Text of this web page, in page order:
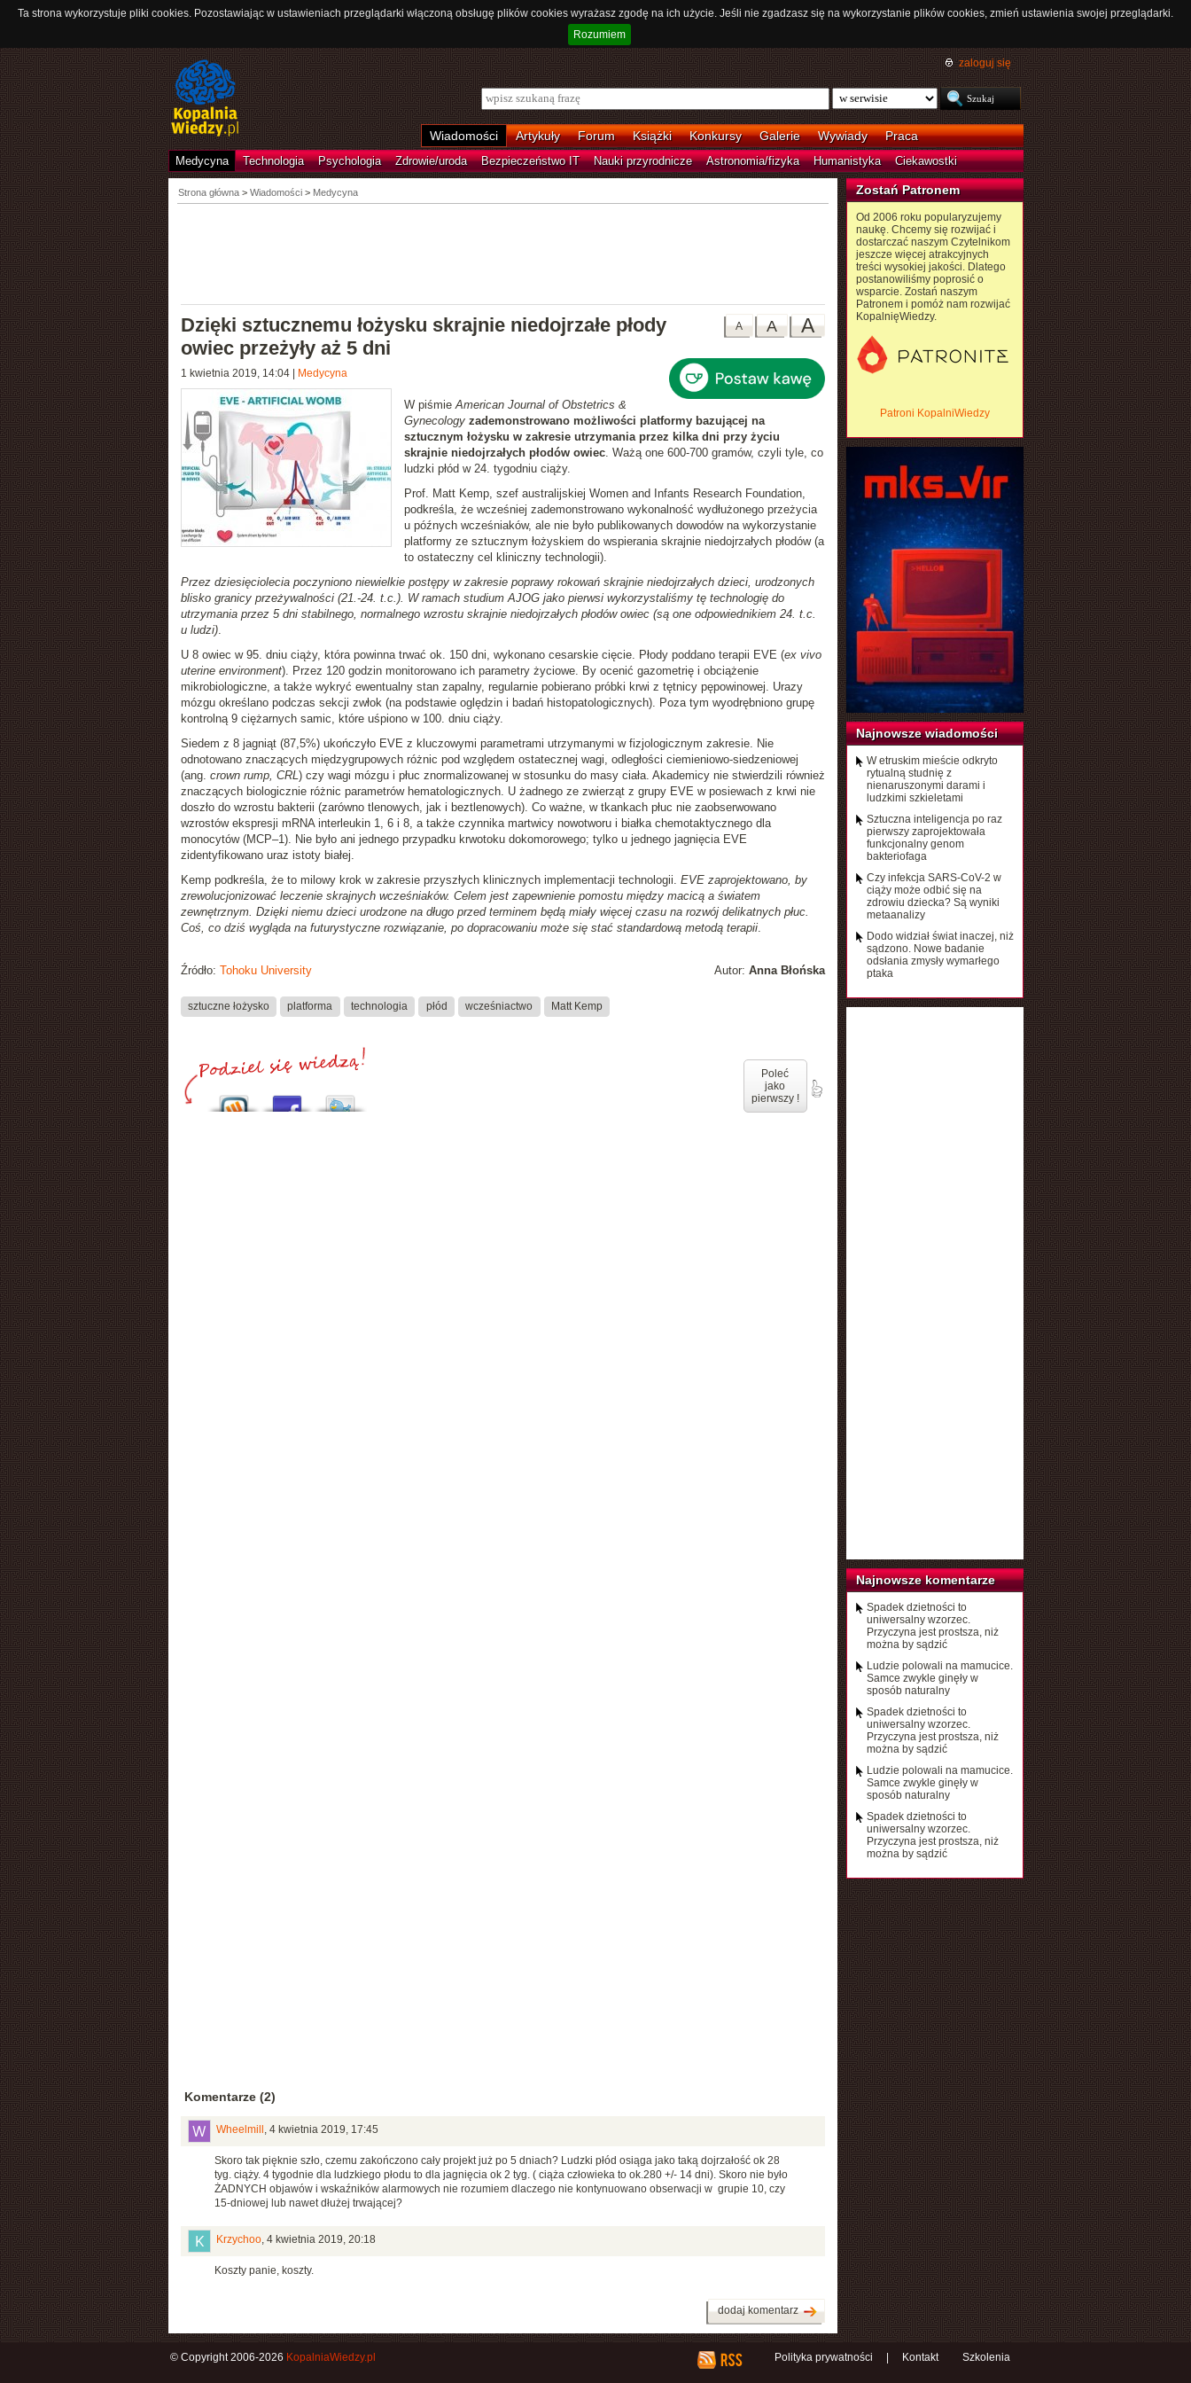
Ta strona wykorzystuje pliki cookies. Pozostawiając w ustawieniach przeglądarki włączoną obsługę plików cookies wyrażasz zgodę na ich użycie. Jeśli nie zgadzasz się na wykorzystanie plików cookies, zmień ustawienia swojej przeglądarki.
Rozumiem
zaloguj się
Wiadomości Artykuły Forum Książki Konkursy Galerie Wywiady Praca
Medycyna Technologia Psychologia Zdrowie/uroda Bezpieczeństwo IT Nauki przyrodnicze Astronomia/fizyka Humanistyka Ciekawostki
Strona główna> Wiadomości > Medycyna
A
A
A
Dzięki sztucznemu łożysku skrajnie niedojrzałe płody
owiec przeżyły aż 5 dni
1 kwietnia 2019, 14:04| Medycyna
W piśmieAmerican Journal of Obstetrics &
Gynecology zademonstrowano możliwości platformy bazującej na
sztucznym łożysku w zakresie utrzymania przez kilka dni przy życiu
skrajnie niedojrzałych płodów owiec. Ważą one 600-700 gramów, czyli tyle, co
ludzki płód w 24. tygodniu ciąży.
Prof. Matt Kemp, szef australijskiej Women and Infants Research Foundation,
podkreśla, że wcześniej zademonstrowano wykonalność wydłużonego przeżycia
u późnych wcześniaków, ale nie było publikowanych dowodów na wykorzystanie
platformy ze sztucznym łożyskiem do wspierania skrajnie niedojrzałych płodów (a
to ostateczny cel kliniczny technologii).
Przez dziesięciolecia poczyniono niewielkie postępy w zakresie poprawy rokowań skrajnie niedojrzałych dzieci, urodzonych
blisko granicy przeżywalności (21.-24. t.c.). W ramach studium AJOG jako pierwsi wykorzystaliśmy tę technologię do
utrzymania przez 5 dni stabilnego, normalnego wzrostu skrajnie niedojrzałych płodów owiec (są one odpowiednikiem 24. t.c.
u ludzi).
U 8 owiec w 95. dniu ciąży, która powinna trwać ok. 150 dni, wykonano cesarskie cięcie. Płody poddano terapii EVE (ex vivo
uterine environment). Przez 120 godzin monitorowano ich parametry życiowe. By ocenić gazometrię i obciążenie
mikrobiologiczne, a także wykryć ewentualny stan zapalny, regularnie pobierano próbki krwi z tętnicy pępowinowej. Urazy
mózgu określano podczas sekcji zwłok (na podstawie oględzin i badań histopatologicznych). Poza tym wyodrębniono grupę
kontrolną 9 ciężarnych samic, które uśpiono w 100. dniu ciąży.
Siedem z 8 jagniąt (87,5%) ukończyło EVE z kluczowymi parametrami utrzymanymi w fizjologicznym zakresie. Nie
odnotowano znaczących międzygrupowych różnic pod względem ostatecznej wagi, odległości ciemieniowo-siedzeniowej
(ang. crown rump, CRL) czy wagi mózgu i płuc znormalizowanej w stosunku do masy ciała. Akademicy nie stwierdzili również
znaczących biologicznie różnic parametrów hematologicznych. U żadnego ze zwierząt z grupy EVE w posiewach z krwi nie
doszło do wzrostu bakterii (zarówno tlenowych, jak i beztlenowych). Co ważne, w tkankach płuc nie zaobserwowano
wzrostów ekspresji mRNA interleukin 1, 6 i 8, a także czynnika martwicy nowotworu i białka chemotaktycznego dla
monocytów (MCP–1). Nie było ani jednego przypadku krwotoku dokomorowego; tylko u jednego jagnięcia EVE
zidentyfikowano uraz istoty białej.
Kemp podkreśla, że to milowy krok w zakresie przyszłych klinicznych implementacji technologii. EVE zaprojektowano, by
zrewolucjonizować leczenie skrajnych wcześniaków. Celem jest zapewnienie pomostu między macicą a światem
zewnętrznym. Dzięki niemu dzieci urodzone na długo przed terminem będą miały więcej czasu na rozwój delikatnych płuc.
Coś, co dziś wygląda na futurystyczne rozwiązanie, po dopracowaniu może się stać standardową metodą terapii.
Autor: Anna Błońska
Źródło: Tohoku University
sztuczne łożysko platforma technologia płód wcześniactwo Matt Kemp
Poleć
jako
pierwszy !
Komentarze (2)
Wheelmill , 4 kwietnia 2019, 17:45
Skoro tak pięknie szło, czemu zakończono cały projekt już po 5 dniach? Ludzki płód osiąga jako taką dojrzałość ok 28
tyg. ciąży. 4 tygodnie dla ludzkiego płodu to dla jagnięcia ok 2 tyg. ( ciąża człowieka to ok.280 +/- 14 dni). Skoro nie było
ŻADNYCH objawów i wskaźników alarmowych nie rozumiem dlaczego nie kontynuowano obserwacji w grupie 10, czy
15-dniowej lub nawet dłużej trwającej?
Krzychoo, 4 kwietnia 2019, 20:18
Koszty panie, koszty.
dodaj komentarz
Zostań Patronem
Od 2006 roku popularyzujemy
naukę. Chcemy się rozwijać i
dostarczać naszym Czytelnikom
jeszcze więcej atrakcyjnych
treści wysokiej jakości. Dlatego
postanowiliśmy poprosić o
wsparcie. Zostań naszym
Patronem i pomóż nam rozwijać
KopalnięWiedzy.
Patroni KopalniWiedzy
Najnowsze wiadomości
W etruskim mieście odkryto
rytualną studnię z
nienaruszonymi darami i
ludzkimi szkieletami
Sztuczna inteligencja po raz
pierwszy zaprojektowała
funkcjonalny genom
bakteriofaga
Czy infekcja SARS-CoV-2 w
ciąży może odbić się na
zdrowiu dziecka? Są wyniki
metaanalizy
Dodo widział świat inaczej, niż
sądzono. Nowe badanie
odsłania zmysły wymarłego
ptaka
Najnowsze komentarze
Spadek dzietności to
uniwersalny wzorzec.
Przyczyna jest prostsza, niż
można by sądzić
Ludzie polowali na mamucice.
Samce zwykle ginęły w
sposób naturalny
Spadek dzietności to
uniwersalny wzorzec.
Przyczyna jest prostsza, niż
można by sądzić
Ludzie polowali na mamucice.
Samce zwykle ginęły w
sposób naturalny
Spadek dzietności to
uniwersalny wzorzec.
Przyczyna jest prostsza, niż
można by sądzić
Polityka prywatności Kontakt Szkolenia
© Copyright 2006-2026 KopalniaWiedzy.pl